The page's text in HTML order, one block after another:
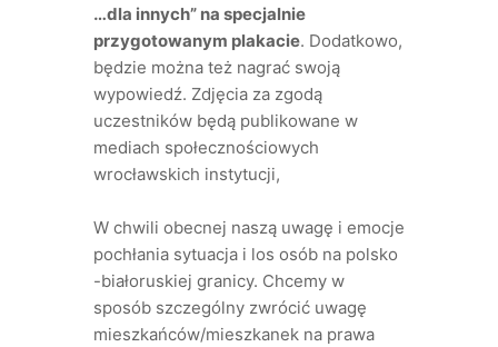
…dla innych” na specjalnie
przygotowanym plakacie. Dodatkowo,
będzie można też nagrać swoją
wypowiedź. Zdjęcia za zgodą
uczestników będą publikowane w
mediach społecznościowych
wrocławskich instytucji,
W chwili obecnej naszą uwagę i emocje
pochłania sytuacja i los osób na polsko
-białoruskiej granicy. Chcemy w
sposób szczególny zwrócić uwagę
mieszkańców/mieszkanek na prawa